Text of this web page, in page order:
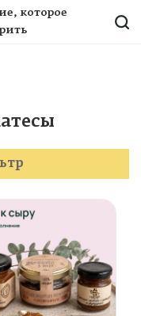
которое